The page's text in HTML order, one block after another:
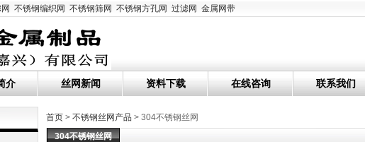
不锈钢编织网 不锈钢筛网 不锈钢方孔网 过滤网 金属网带
介 丝网新闻 资料下载 在线咨询 联系我们
首页> 不锈钢丝网产品 > 304不锈钢丝网
304不锈钢丝网